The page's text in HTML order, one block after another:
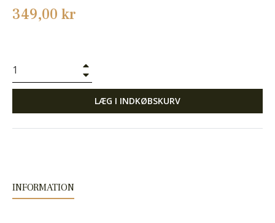
Normalpris
349,00 kr
LÆG I INDKØBSKURV
INFORMATION